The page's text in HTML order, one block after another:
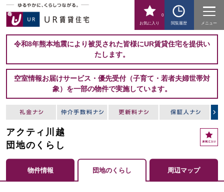
お気に入り
0
閲覧履歴
メニュー
令和8年熊本地震により被災された皆様にUR賃貸住宅を提供い
たします。
空室情報お届けサービス・優先受付（子育て・若者夫婦世帯対
象）を一部の物件で実施しています。
アクティ川越
団地のくらし
お
気
入
り
物件情報 団地のくらし 周辺マップ